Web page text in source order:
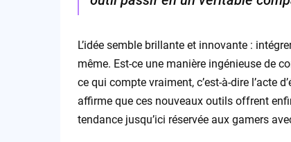
L’idée semble brillante et innovante :
même. Est-ce une manière ingénieuse de
ce qui compte vraiment, c’est-à-dire l’acte
affirme que ces nouveaux outils offrent
tendance jusqu’ici réservée aux gamers